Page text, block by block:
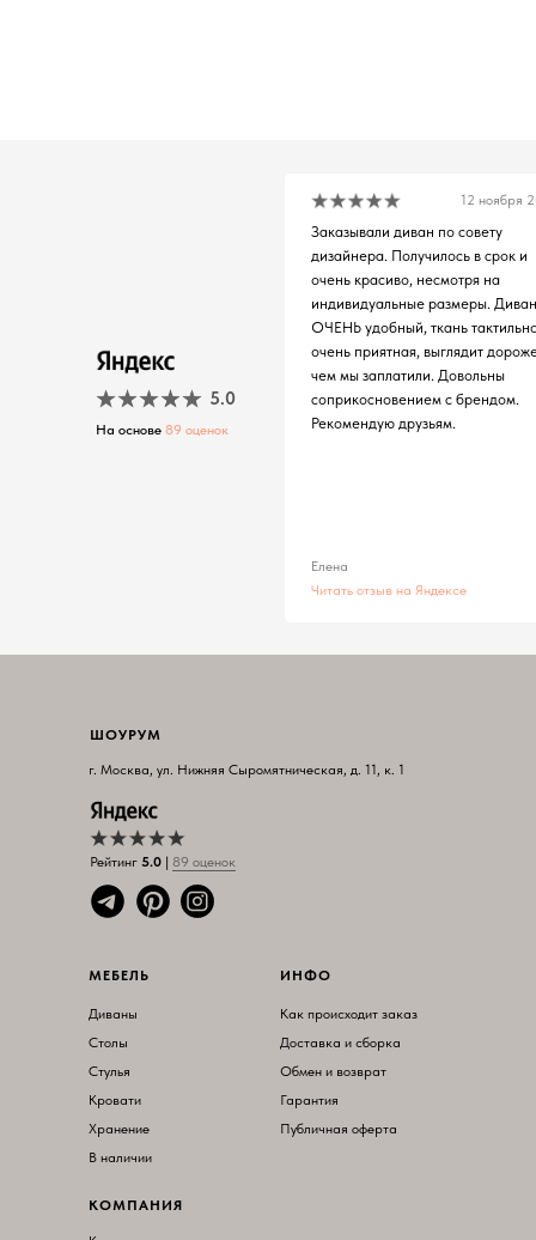
Читать отзыв на Яндексе
Заказывали диван по совету
дизайнера. Получилось в срок и
очень красиво, несмотря на
индивидуальные размеры. Диван
ОЧЕНЬ удобный, ткань
очень приятная, выглядит
чем мы заплатили. Довольны
соприкосновением с брендом.
Рекомендую друзьям.
Елена
12 ноября
5.0
На основе 89 оценок
МЕБЕЛЬ
Диваны
Столы
Стулья
Кровати
Хранение
В наличии
ИНФО
Как происходит заказ
Доставка и сборка
Обмен и возврат
Гарантия
Публичная оферта
КОМПАНИЯ
Рейтинг 5.0 | 89 оценок
ШОУРУМ
г. Москва, ул. Нижняя Сыромятническая, д. 11, к. 1